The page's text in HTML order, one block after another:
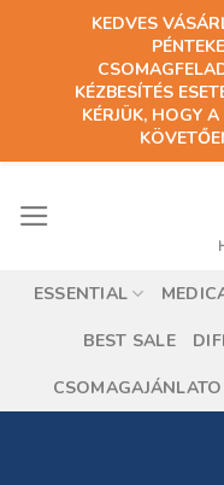
ESSENTIAL
BEST SALE
KEDVES
KÉZBESÍTÉS
KÉRJÜK, HOGY